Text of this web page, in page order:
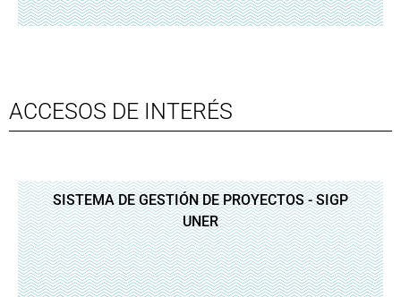
ACCESOS DE INTERÉS
SISTEMA DE GESTIÓN DE PROYECTOS - SIGP
UNER